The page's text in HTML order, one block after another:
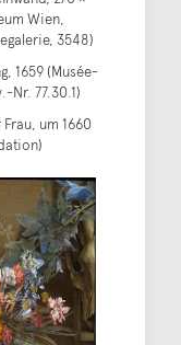
Wien,
3548)
1659 (Musée-
Nr. 77.30.1)
um 1660